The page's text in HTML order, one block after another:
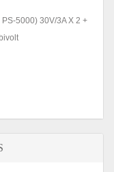
5000) 30V/3A X 2 +